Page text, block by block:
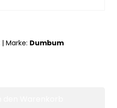
| Marke: Dumbum